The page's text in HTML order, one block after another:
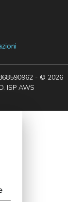
- © 2026
ISP AWS